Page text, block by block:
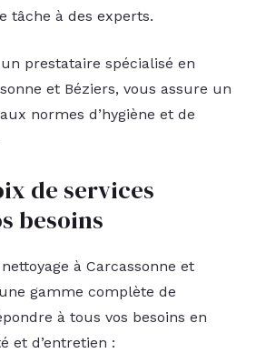
tâche à des experts.
prestataire spécialisé en
et Béziers, vous assure un
normes d’hygiène et de
de services
besoins
à Carcassonne et
gamme complète de
à tous vos besoins en
et d’entretien :